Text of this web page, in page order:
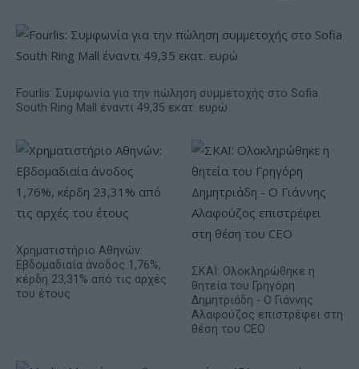
Fourlis: Συμφωνία για την πώληση συμμετοχής στο Sofia
South Ring Mall έναντι 49,35 εκατ. ευρώ
Χρηματιστήριο Αθηνών:
Εβδομαδιαία άνοδος 1,76%,
κέρδη 23,31% από τις αρχές
του έτους
ΣΚΑΪ: Ολοκληρώθηκε η
θητεία του Γρηγόρη
Δημητριάδη - Ο Γιάννης
Αλαφούζος επιστρέφει στη
θέση του CEO